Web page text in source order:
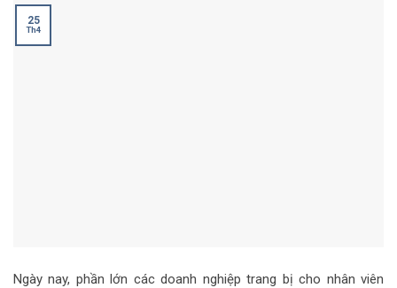
25
Th4
Ngày nay, phần lớn các doanh nghiệp trang bị cho nhân viên